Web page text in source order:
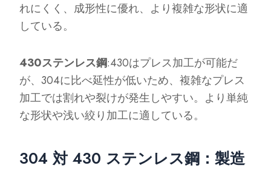
れにくく、成形性に優れ、より複雑な形状に適
している。
430ステンレス鋼:430はプレス加工が可能だ
が、304に比べ延性が低いため、複雑なプレス
加工では割れや裂けが発生しやすい。より単純
な形状や浅い絞り加工に適している。
304 対 430 ステンレス鋼：製造